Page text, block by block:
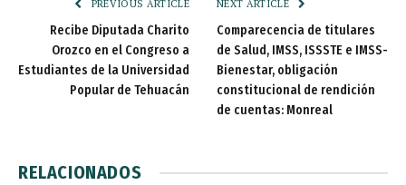
PREVIOUS ARTICLE
Recibe Diputada Charito
Orozco en el Congreso a
Estudiantes de la Universidad
Popular de Tehuacán
NEXT ARTICLE
Comparecencia de titulares
de Salud, IMSS, ISSSTE e IMSS-
Bienestar, obligación
constitucional de rendición
de cuentas: Monreal
RELACIONADOS